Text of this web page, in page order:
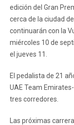
edición del Gran
cerca de la ciudad
continuarán con la
miércoles 10 de
el jueves 11.
El pedalista de 21
UAE Team
tres corredores.
Las próximas